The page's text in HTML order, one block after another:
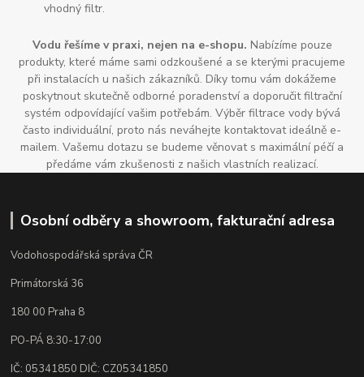
vhodný filtr.
Vodu řešíme v praxi, nejen na e-shopu. Nabízíme pouze
produkty, které máme sami odzkoušené a se kterými pracujeme
při instalacích u našich zákazníků. Díky tomu vám dokážeme
poskytnout skutečně odborné poradenství a doporučit filtrační
systém odpovídající vašim potřebám. Výběr filtrace vody bývá
často individuální, proto nás neváhejte kontaktovat ideálně e-
mailem. Vašemu dotazu se budeme věnovat s maximální péčí a
předáme vám zkušenosti z našich vlastních realizací.
Osobní odběry a showroom, fakturační adresa
Vodohospodářská správa ČR
Primátorská 36
180 00 Praha 8
PO-PÁ 8:30-17:00
IČ: 05341850 DIČ: CZ05341850